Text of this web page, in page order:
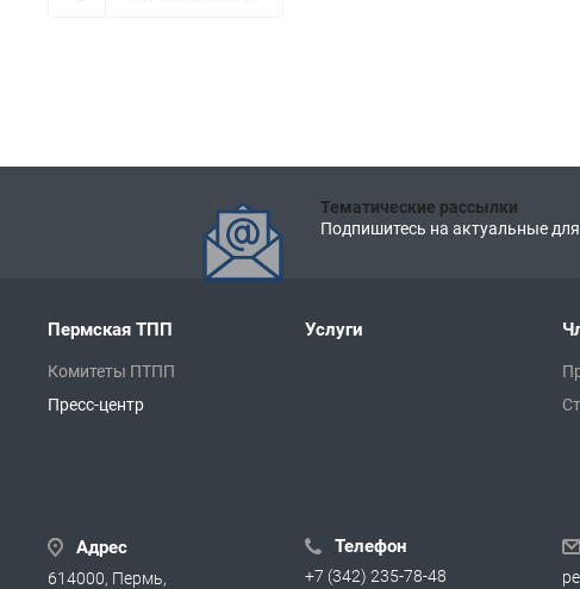
Тематические рассылки
Подпишитесь на актуальные
Пермская ТПП
Комитеты ПТПП
Пресс-центр
Услуги
Адрес
614000, Пермь,
Телефон
+7 (342) 235-78-48